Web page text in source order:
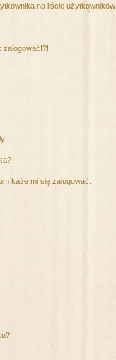
na liście użytkowników
zalogować!?!
każe mi się zalogować.